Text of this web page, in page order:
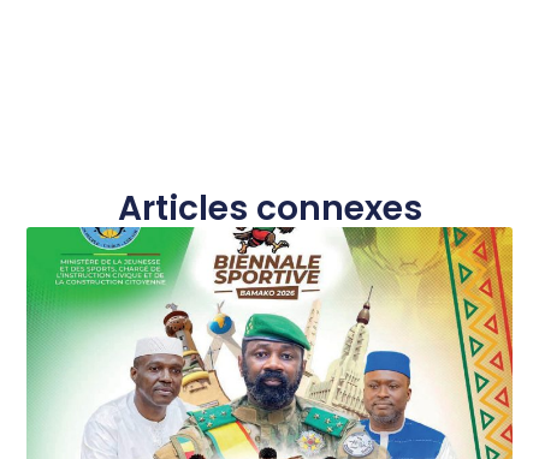
Articles connexes